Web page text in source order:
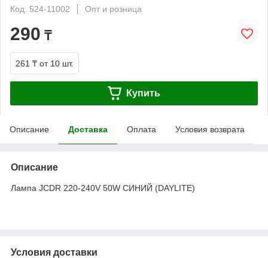
Код: 524-11002
Опт и розница
290 ₸
261 ₸ от 10 шт.
Купить
Описание Доставка Оплата Условия возврата
Описание
Лампа JCDR 220-240V 50W СИНИЙ (DAYLITE)
Условия доставки